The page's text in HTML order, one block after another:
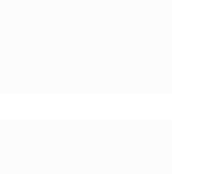
twitterpar courriel